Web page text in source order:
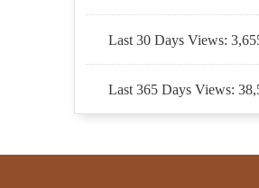
Last 30 Days Views:
Last 365 Days Views: